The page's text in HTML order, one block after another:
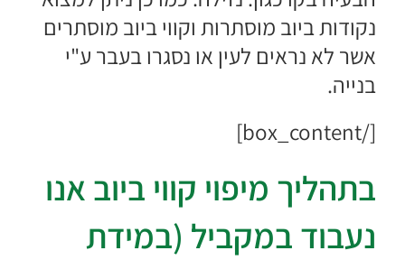
נקודות ביוב מוסתרות וקווי ביוב מוסתרים
אשר לא נראים לעין או נסגרו בעבר ע"י
בנייה.
[/box_content]
בתהליך מיפוי קווי ביוב אנו
נעבוד במקביל (במידת